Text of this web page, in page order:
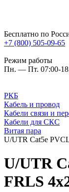
Бесплатно по
+7 (800) 505-09-65
Режим работы
Пн. — Пт. 07:00-
РКБ
Кабель и провод
Кабели связи и
Кабели для СКС
Витая пара
U/UTR Cat5e
U/UTR
FRLS